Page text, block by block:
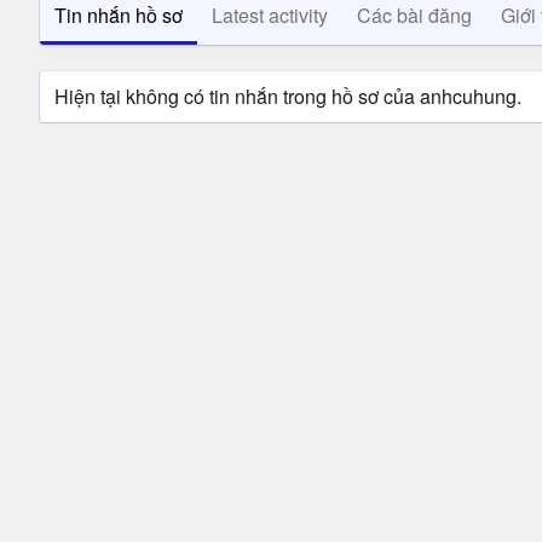
Tin nhắn hồ sơ Latest activity Các bài đăng Giới
Hiện tại không có tin nhắn trong hồ sơ của anhcuhung.